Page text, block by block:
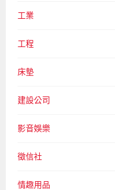
工業
工程
床墊
建設公司
影音娛樂
徵信社
情趣用品